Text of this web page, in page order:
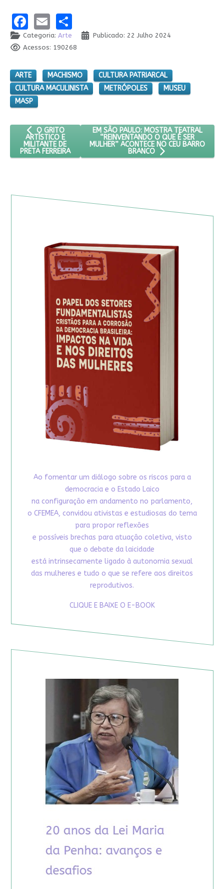
Facebook
EmailShare
Categoria: Arte
Publicado: 22 Julho 2024
Acessos: 190268
ARTE MACHISMO
CULTURA PATRIARCAL
CULTURA MACULINISTA
METRÓPOLES
MUSEU
MASP
ARTIGO ANTERIOR: O GRITO ARTÍSTICO E MILITANTE DE PRETA
O GRITO
ARTÍSTICO E
MILITANTE DE
PRETA FERREIRA
PRÓXIMO ARTIGO: EM SÃO PAULO:
EM SÃO PAULO: MOSTRA TEATRAL
“REINVENTANDO O QUE É SER
MULHER” ACONTECE NO CEU BARRO
BRANCO
Ao fomentar um diálogo sobre os riscos para a
democracia e o Estado Laico
na configuração em andamento no parlamento,
o CFEMEA, convidou ativistas e estudiosas do tema
para propor reflexões
e possíveis brechas para atuação coletiva, visto
que o debate da laicidade
está intrinsecamente ligado à autonomia sexual
das mulheres e tudo o que se refere aos direitos
reprodutivos.
CLIQUE E BAIXE O E-BOOK